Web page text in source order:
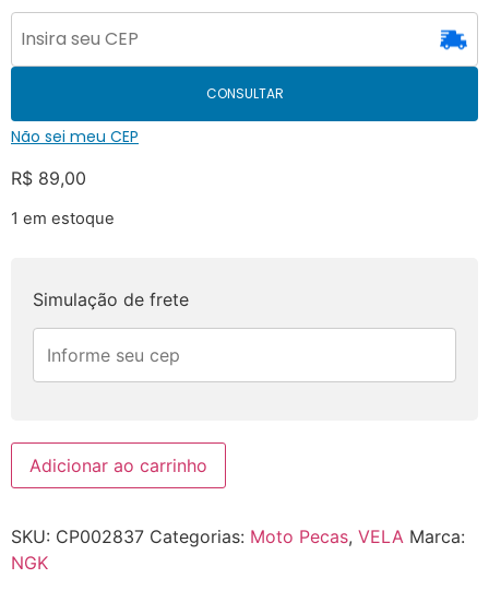
CONSULTAR
Não sei meu CEP
R$ 89,00
1 em estoque
Simulação de frete
Adicionar ao carrinho
SKU: CP002837 Categorias: Moto Pecas, VELA Marca:
NGK